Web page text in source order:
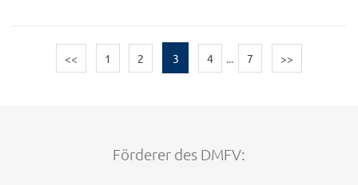
<< 1 2 3 4 ... 7 >>
Förderer des DMFV: